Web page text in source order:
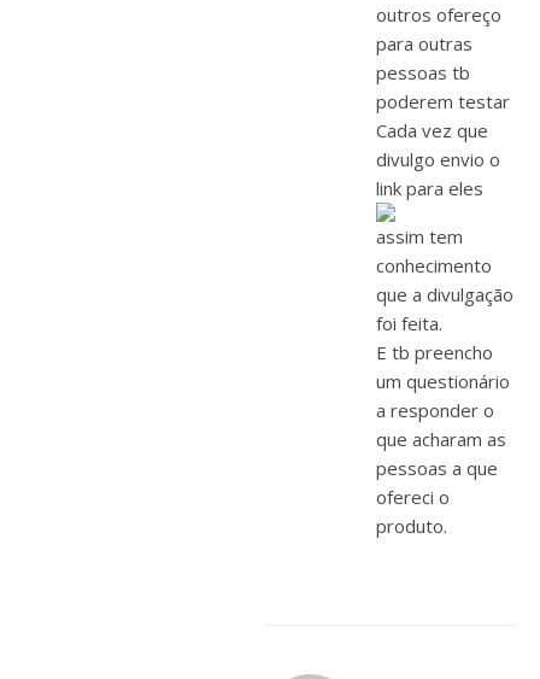
outros ofereço
para outras
pessoas tb
poderem testar
Cada vez que
divulgo envio o
link para eles
assim tem
conhecimento
que a divulgação
foi feita.
E tb preencho
um questionário
a responder o
que acharam as
pessoas a que
ofereci o
produto.